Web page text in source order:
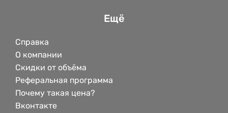
Ещё
Справка
О компании
Скидки от объёма
Реферальная программа
Почему такая цена?
Вконтакте